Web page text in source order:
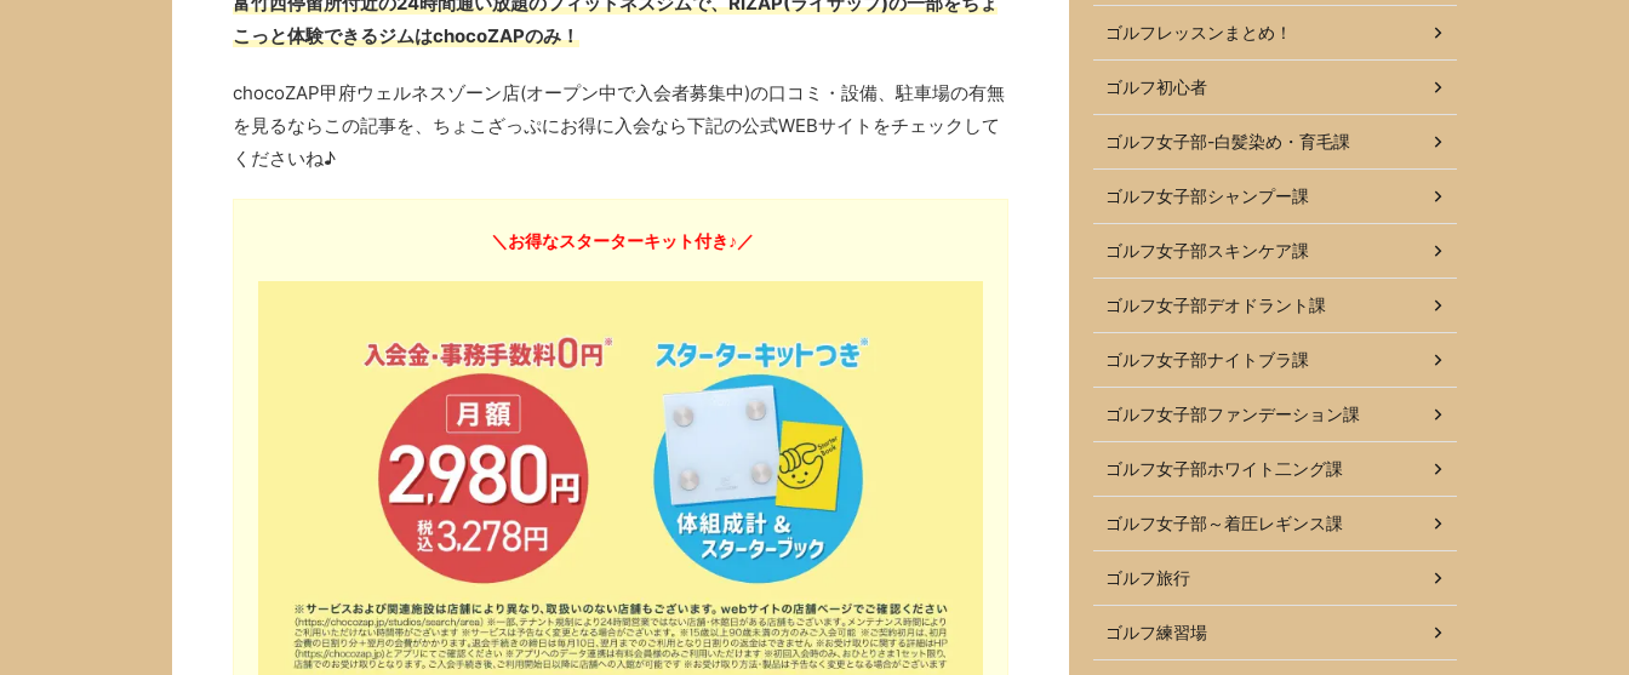
こっと体験できるジムはchocoZAPのみ！
chocoZAP甲府ウェルネスゾーン店(オープン中で入会者募集中)の口コミ・設備、駐車場の有無
を見るならこの記事を、ちょこざっぷにお得に入会なら下記の公式WEBサイトをチェックして
くださいね♪
＼お得なスターターキット付き♪／
ゴルフレッスンまとめ！
ゴルフ初心者
ゴルフ女子部-白髪染め・育毛課
ゴルフ女子部シャンプー課
ゴルフ女子部スキンケア課
ゴルフ女子部デオドラント課
ゴルフ女子部ナイトブラ課
ゴルフ女子部ファンデーション課
ゴルフ女子部ホワイト二ング課
ゴルフ女子部～着圧レギンス課
ゴルフ旅行
ゴルフ練習場